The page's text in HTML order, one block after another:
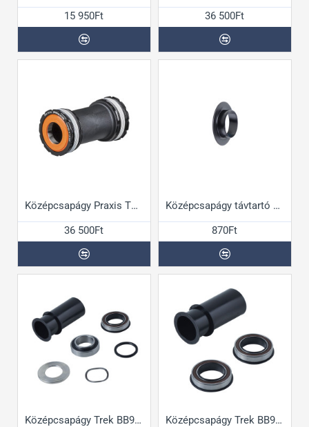
15 950Ft
36 500Ft
Középcsapágy Praxis T47 Shimano hajtóműhöz
36 500Ft
Középcsapágy távtartó BB90/BB95
870Ft
Középcsapágy Trek BB90/95 GXP kit
Középcsapágy Trek BB90/95 Shimano kit